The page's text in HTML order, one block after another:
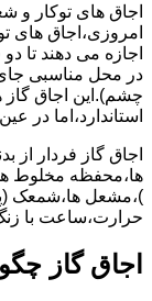
اجاق های توکار و
امروزی،اجاق های
اجازه می دهند تا
در محل مناسبی جای
چشم).این اجاق گاز
استاندارد،اما در
اجاق گاز فردار از
ها،محفظه مخلوط
)،مشعل ها،شمعک
حرارت،ساعت با
اجاق گاز